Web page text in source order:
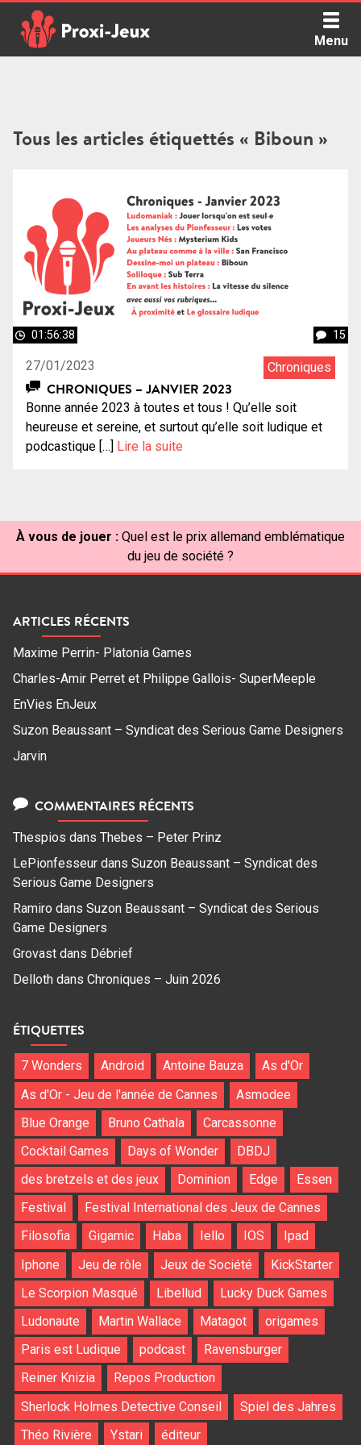
content
Menu
Tous les articles étiquettés « Biboun »
01:56:38 15
27/01/2023 Chroniques
CHRONIQUES – JANVIER 2023
Bonne année 2023 à toutes et tous ! Qu’elle soit
heureuse et sereine, et surtout qu’elle soit ludique et
podcastique […] Lire la suite
À vous de jouer : Quel est le prix allemand emblématique
du jeu de société ?
ARTICLES RÉCENTS
Maxime Perrin- Platonia Games
Charles-Amir Perret et Philippe Gallois- SuperMeeple
EnVies EnJeux
Suzon Beaussant – Syndicat des Serious Game Designers
Jarvin
COMMENTAIRES RÉCENTS
Thespios dans Thebes – Peter Prinz
LePionfesseur dans Suzon Beaussant – Syndicat des
Serious Game Designers
Ramiro dans Suzon Beaussant – Syndicat des Serious
Game Designers
Grovast dans Débrief
Delloth dans Chroniques – Juin 2026
ÉTIQUETTES
7 Wonders Android Antoine Bauza
As d'Or
As d'Or - Jeu de l'année de Cannes
Asmodee
Blue Orange
Bruno Cathala
Carcassonne
Cocktail Games
Days of Wonder
DBDJ
des bretzels et des jeux
Dominion Edge
Essen
Festival
Festival International des Jeux de Cannes
Filosofia
Gigamic Haba Iello IOS
Ipad
Iphone
Jeu de rôle Jeux de Société
KickStarter
Le Scorpion Masqué
Libellud
Lucky Duck Games
Ludonaute
Martin Wallace Matagot
origames
Paris est Ludique
podcast
Ravensburger
Reiner Knizia
Repos Production
Sherlock Holmes Detective Conseil
Spiel des Jahres
Théo Rivière
Ystari éditeur